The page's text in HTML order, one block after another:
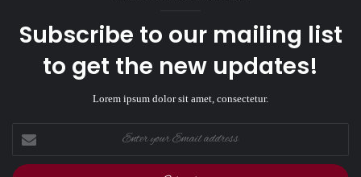
Subscribe to our mailing list
to get the new updates!
Lorem ipsum dolor sit amet, consectetur.
your
Email